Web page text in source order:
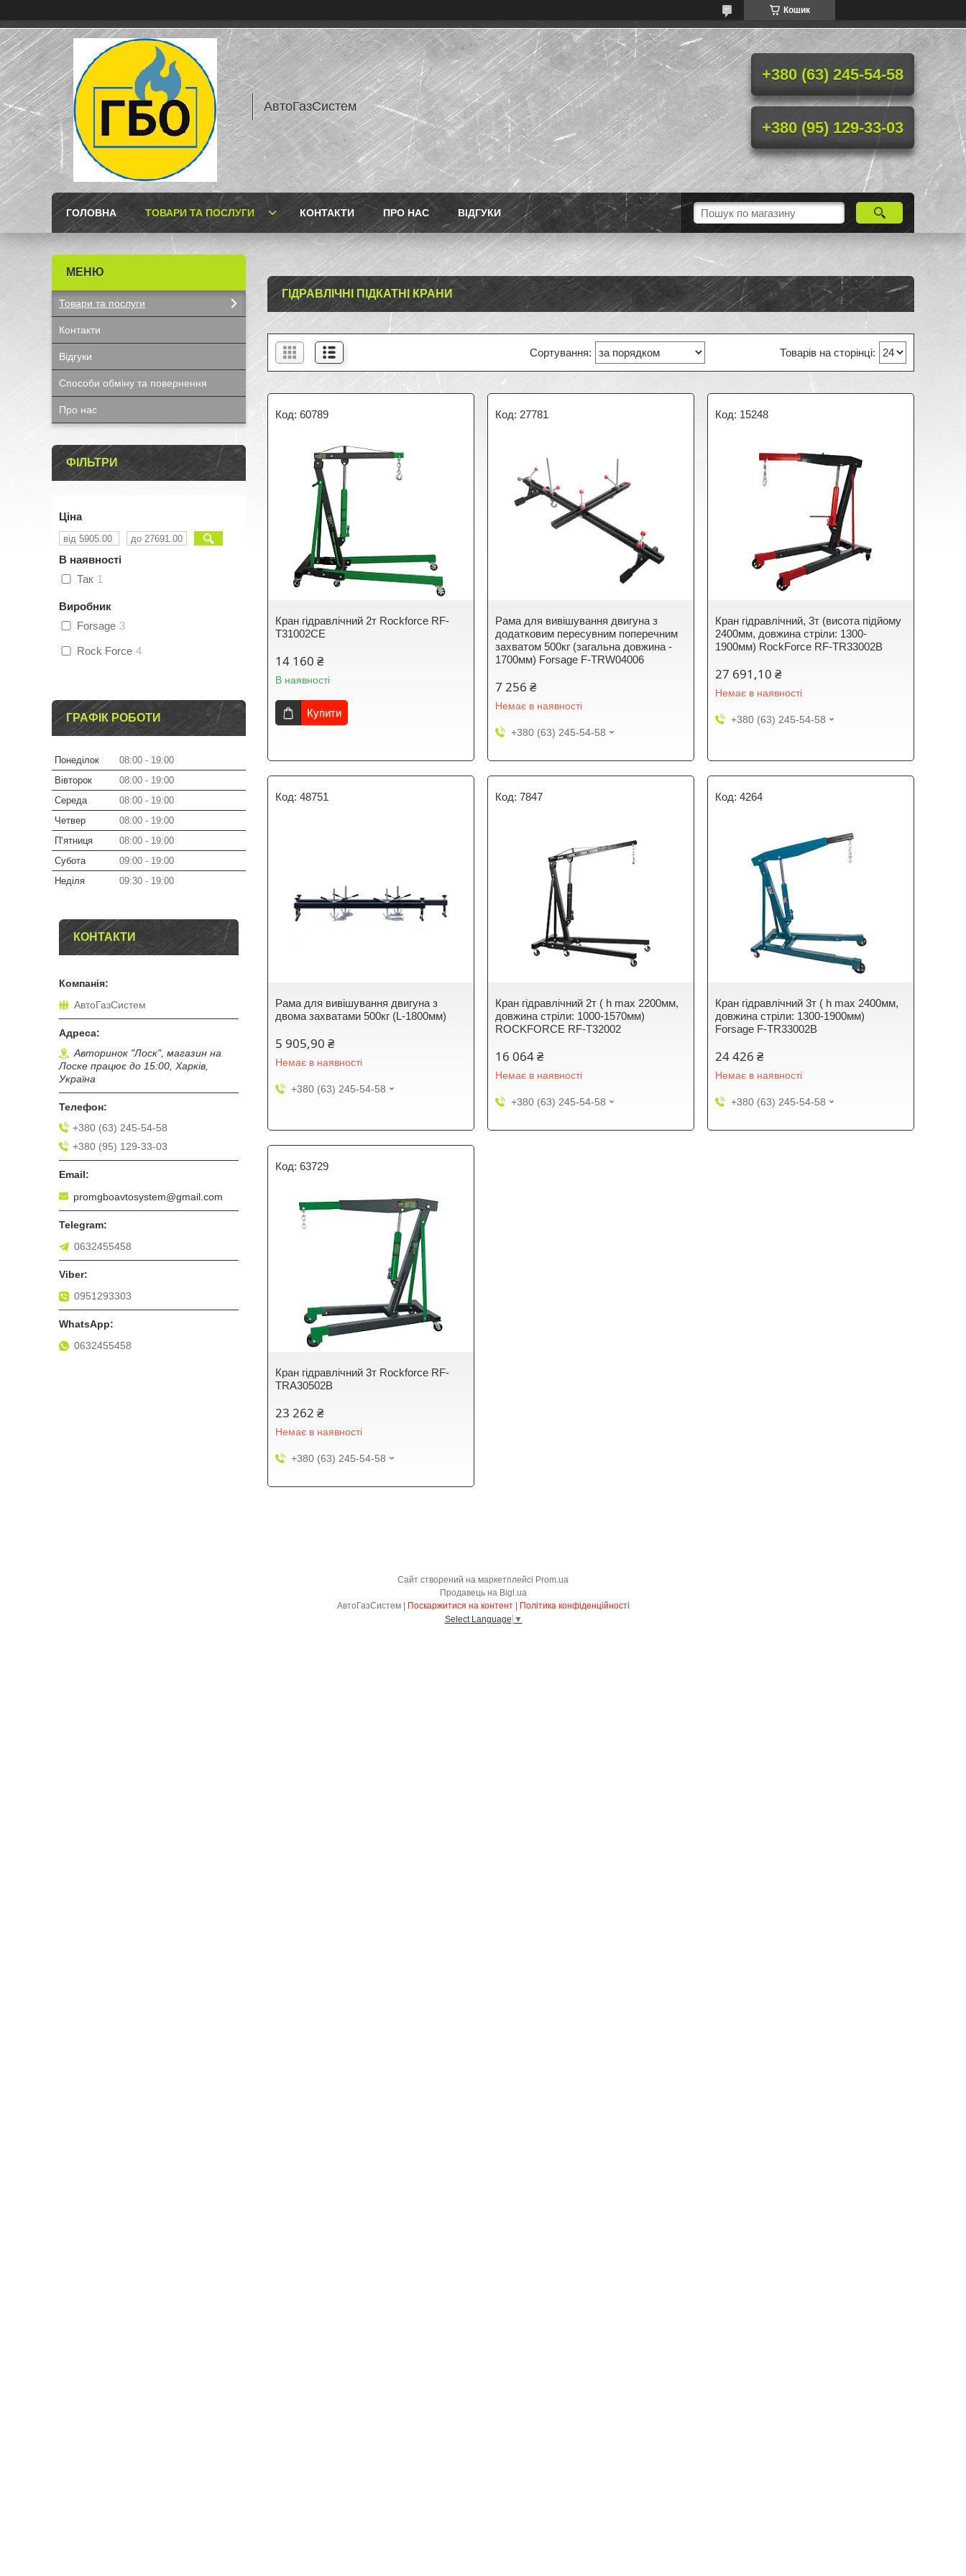
Кошик
АвтоГазСистем
+380 (63) 245-54-58
+380 (95) 129-33-03
ГОЛОВНА ТОВАРИ ТА ПОСЛУГИ КОНТАКТИ ПРО НАС ВІДГУКИ
ГІДРАВЛІЧНІ ПІДКАТНІ КРАНИ
60789
Кран гідравлічний 2т Rockforce RF-
T31002CE
14 160 ₴
В наявності
Купити
27781
Рама для вивішування двигуна з
додатковим пересувним поперечним
захватом 500кг (загальна довжина -
1700мм) Forsage F-TRW04006
7 256 ₴
Немає в наявності
+380 (63) 245-54-58
15248
Кран гідравлічний, 3т (висота підйому
2400мм, довжина стріли: 1300-
1900мм) RockForce RF-TR33002B
27 691,10 ₴
Немає в наявності
+380 (63) 245-54-58
48751
Рама для вивішування двигуна з
двома захватами 500кг (L-1800мм)
5 905,90 ₴
Немає в наявності
+380 (63) 245-54-58
7847
Кран гідравлічний 2т ( h max 2200мм,
довжина стріли: 1000-1570мм)
ROCKFORCE RF-T32002
16 064 ₴
Немає в наявності
+380 (63) 245-54-58
4264
Кран гідравлічний 3т ( h max 2400мм,
довжина стріли: 1300-1900мм)
Forsage F-TR33002B
24 426 ₴
Немає в наявності
+380 (63) 245-54-58
63729
Кран гідравлічний 3т Rockforce RF-
TRA30502B
23 262 ₴
Немає в наявності
+380 (63) 245-54-58
Товари та послуги
Контакти
Відгуки
Способи обміну та повернення
Про нас
ФІЛЬТРИ
Ціна
В наявності
Так 1
Виробник
Forsage 3
Rock Force 4
ГРАФІК РОБОТИ
Понеділок 08:00
19:00
Вівторок
08:00
19:00
Середа
08:00
19:00
Четвер
08:00
19:00
Пʼятниця
08:00
19:00
Субота
09:00
19:00
Неділя
09:30 19:00
КОНТАКТИ
АвтоГазСистем
Авторинок "Лоск", магазин на
Лоске працює до 15:00, Харків,
Україна
+380 (63) 245-54-58
+380 (95) 129-33-03
promgboavtosystem@gmail.com
0632455458
0951293303
0632455458
Сайт створений на маркетплейсі Prom.ua
Продавець на Bigl.ua
Поскаржитися на контент
Політика конфіденційності
Select Language ▼